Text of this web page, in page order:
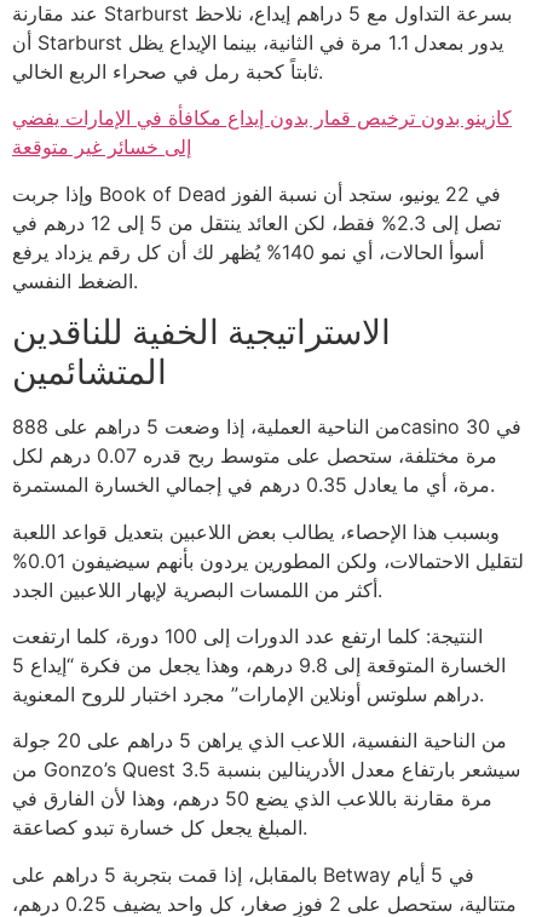
عند مقارنة Starburst بسرعة التداول مع 5 دراهم إيداع، نلاحظ
أن Starburst يدور بمعدل 1.1 مرة في الثانية، بينما الإيداع يظل
ثابتاً كحبة رمل في صحراء الربع الخالي.
كازينو بدون ترخيص قمار بدون إيداع مكافأة في الإمارات يفضي
إلى خسائر غير متوقعة
وإذا جربت Book of Dead في 22 يونيو، ستجد أن نسبة الفوز
تصل إلى 2.3% فقط، لكن العائد ينتقل من 5 إلى 12 درهم في
أسوأ الحالات، أي نمو 140% يُظهر لك أن كل رقم يزداد يرفع
الضغط النفسي.
الاستراتيجية الخفية للناقدين
المتشائمين
من الناحية العملية، إذا وضعت 5 دراهم على 888casino في 30
مرة مختلفة، ستحصل على متوسط ربح قدره 0.07 درهم لكل
مرة، أي ما يعادل 0.35 درهم في إجمالي الخسارة المستمرة.
وبسبب هذا الإحصاء، يطالب بعض اللاعبين بتعديل قواعد اللعبة
لتقليل الاحتمالات، ولكن المطورين يردون بأنهم سيضيفون 0.01%
أكثر من اللمسات البصرية لإبهار اللاعبين الجدد.
النتيجة: كلما ارتفع عدد الدورات إلى 100 دورة، كلما ارتفعت
الخسارة المتوقعة إلى 9.8 درهم، وهذا يجعل من فكرة “إيداع 5
دراهم سلوتس أونلاين الإمارات” مجرد اختبار للروح المعنوية.
من الناحية النفسية، اللاعب الذي يراهن 5 دراهم على 20 جولة
من Gonzo’s Quest سيشعر بارتفاع معدل الأدرينالين بنسبة 3.5
مرة مقارنة باللاعب الذي يضع 50 درهم، وهذا لأن الفارق في
المبلغ يجعل كل خسارة تبدو كصاعقة.
بالمقابل، إذا قمت بتجربة 5 دراهم على Betway في 5 أيام
متتالية، ستحصل على 2 فوزٍ صغار، كل واحد يضيف 0.25 درهم،